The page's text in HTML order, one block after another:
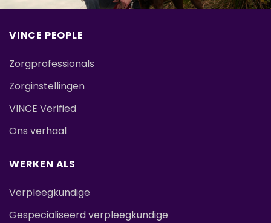
VINCE PEOPLE
Zorgprofessionals
Zorginstellingen
VINCE Verified
Ons verhaal
WERKEN ALS
Verpleegkundige
Gespecialiseerd verpleegkundige